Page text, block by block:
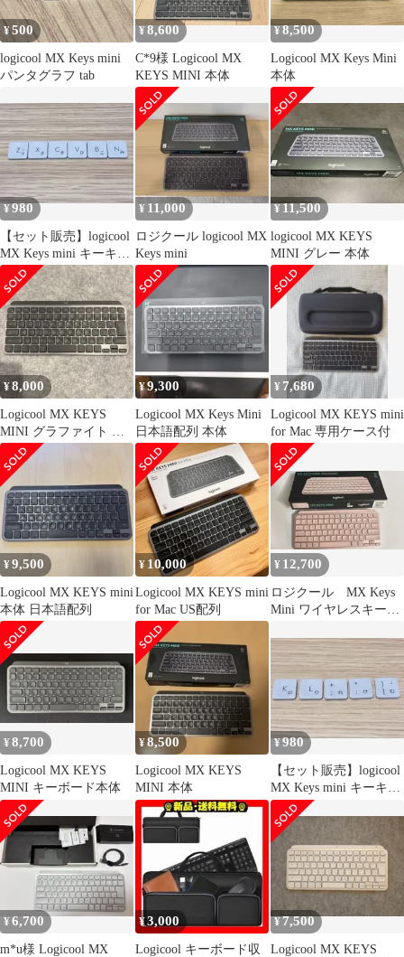
¥500
logicool MX Keys mini
パンタグラフ tab
¥8,600
C*9様 Logicool MX
KEYS MINI 本体
¥8,500
Logicool MX Keys Mini
本体
¥980
【セット販売】logicool
MX Keys mini キーキャ
ップ Z～
¥ 11,000
ロジクール logicool MX
Keys mini
¥11,500
logicool MX KEYS
MINI グレー 本体
¥8,000
Logicool MX KEYS
MINI グラファイト 本
体
¥9,300
Logicool MX Keys Mini
日本語配列 本体
¥ 7,680
Logicool MX KEYS mini
for Mac 専用ケース付
¥9,500
Logicool MX KEYS mini
本体 日本語配列
¥ 10,000
Logicool MX KEYS mini
for Mac US配列
¥ 12,700
ロジクール MX Keys
Mini ワイヤレスキーボ
¥8,700
Logicool MX KEYS
MINI キーボード本体
¥8,500
Logicool MX KEYS
MINI 本体
¥980
【セット販売】logicool
MX Keys mini キーキャ
ップ K～
¥6,700
m*u様 Logicool MX
¥3,000
Logicool キーボード収
¥7,500
Logicool MX KEYS